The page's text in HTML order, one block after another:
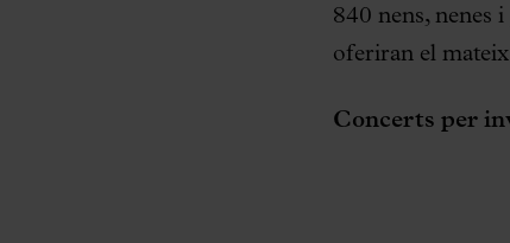
840 nens, nenes
oferiran el
Concerts per